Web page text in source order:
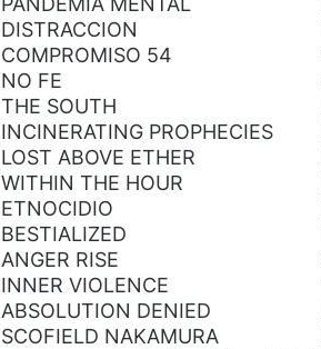
DISTRACCION
COMPROMISO 54
NO FE
THE SOUTH
INCINERATING PROPHECIES
LOST ABOVE ETHER
WITHIN THE HOUR
ETNOCIDIO
BESTIALIZED
ANGER RISE
INNER VIOLENCE
ABSOLUTION DENIED
SCOFIELD NAKAMURA